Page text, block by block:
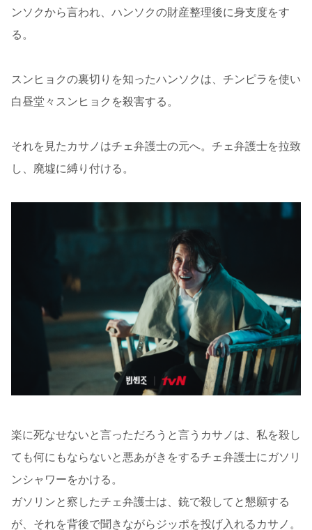
ンソクから言われ、ハンソクの財産整理後に身支度をす
る。
スンヒョクの裏切りを知ったハンソクは、チンピラを使い
白昼堂々スンヒョクを殺害する。
それを見たカサノはチェ弁護士の元へ。チェ弁護士を拉致
し、廃墟に縛り付ける。
楽に死なせないと言っただろうと言うカサノは、私を殺し
ても何にもならないと悪あがきをするチェ弁護士にガソリ
ンシャワーをかける。
ガソリンと察したチェ弁護士は、銃で殺してと懇願する
が、それを背後で聞きながらジッポを投げ入れるカサノ。